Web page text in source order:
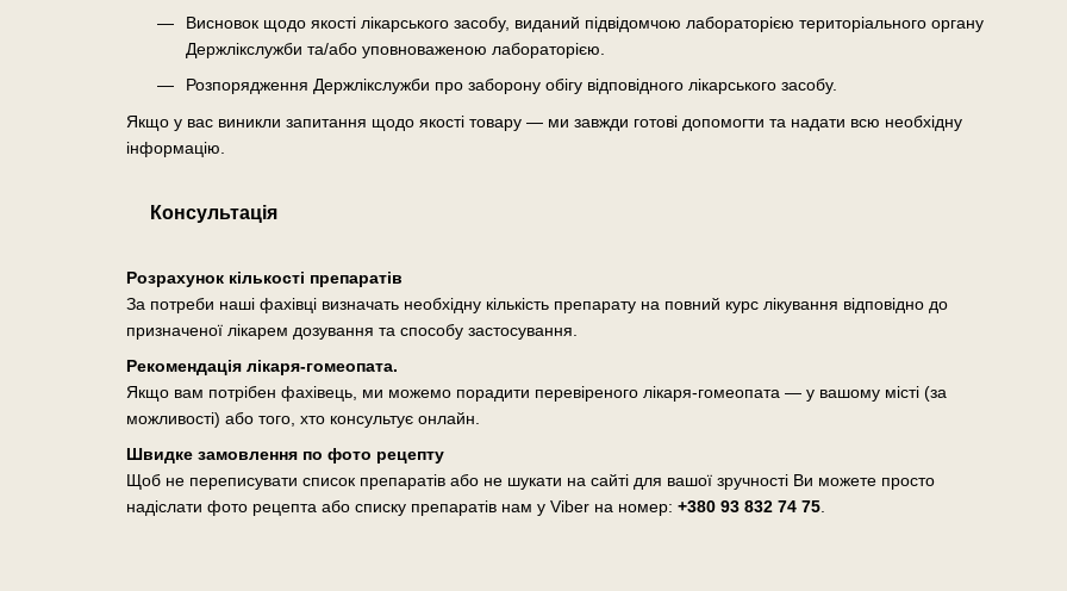
Висновок щодо якості лікарського засобу, виданий підвідомчою лабораторією територіального органу
Держлікслужби та/або уповноваженою лабораторією.
Розпорядження Держлікслужби про заборону обігу відповідного лікарського засобу.
Якщо у вас виникли запитання щодо якості товару — ми завжди готові допомогти та надати всю необхідну
інформацію.
Консультація
Розрахунок кількості препаратів
За потреби наші фахівці визначать необхідну кількість препарату на повний курс лікування відповідно до
призначеної лікарем дозування та способу застосування.
Рекомендація лікаря-гомеопата.
Якщо вам потрібен фахівець, ми можемо порадити перевіреного лікаря-гомеопата — у вашому місті (за
можливості) або того, хто консультує онлайн.
Швидке замовлення по фото рецепту
Щоб не переписувати список препаратів або не шукати на сайті для вашої зручності Ви можете просто
надіслати фото рецепта або списку препаратів нам у Viber на номер: +380 93 832 74 75.